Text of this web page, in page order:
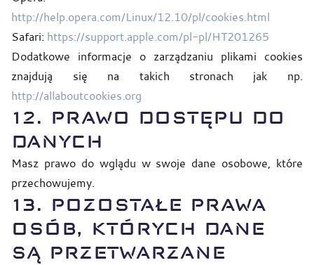
http://help.opera.com/Linux/12.10/pl/cookies.html
Safari: https://support.apple.com/pl-pl/HT201265
Dodatkowe informacje o zarządzaniu plikami cookies
znajdują się na takich stronach jak np.
http://allaboutcookies.org
12. PRAWO DOSTĘPU DO
DANYCH
Masz prawo do wglądu w swoje dane osobowe, które
przechowujemy.
13. POZOSTAŁE PRAWA
OSÓB, KTÓRYCH DANE
SĄ PRZETWARZANE